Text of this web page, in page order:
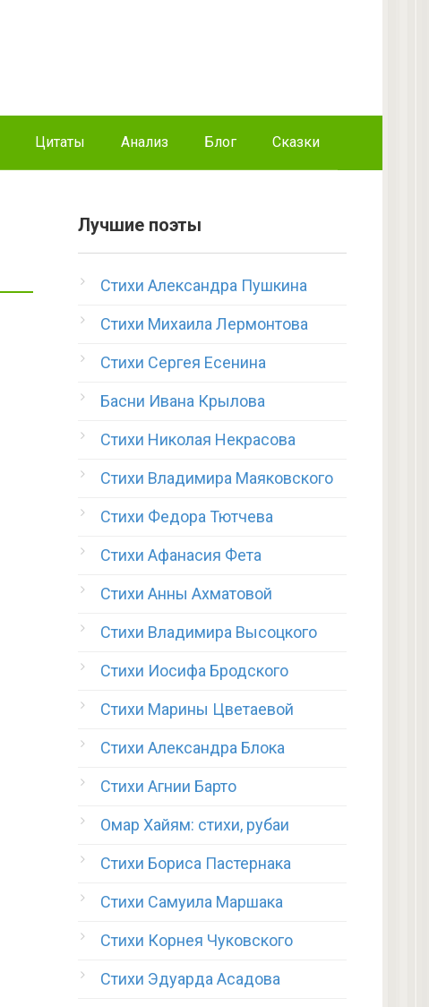
Цитаты Анализ Блог Сказки
Лучшие поэты
Стихи Александра Пушкина
Стихи Михаила Лермонтова
Стихи Сергея Есенина
Басни Ивана Крылова
Стихи Николая Некрасова
Стихи Владимира Маяковского
Стихи Федора Тютчева
Стихи Афанасия Фета
Стихи Анны Ахматовой
Стихи Владимира Высоцкого
Стихи Иосифа Бродского
Стихи Марины Цветаевой
Стихи Александра Блока
Стихи Агнии Барто
Омар Хайям: стихи, рубаи
Стихи Бориса Пастернака
Стихи Самуила Маршака
Стихи Корнея Чуковского
Стихи Эдуарда Асадова